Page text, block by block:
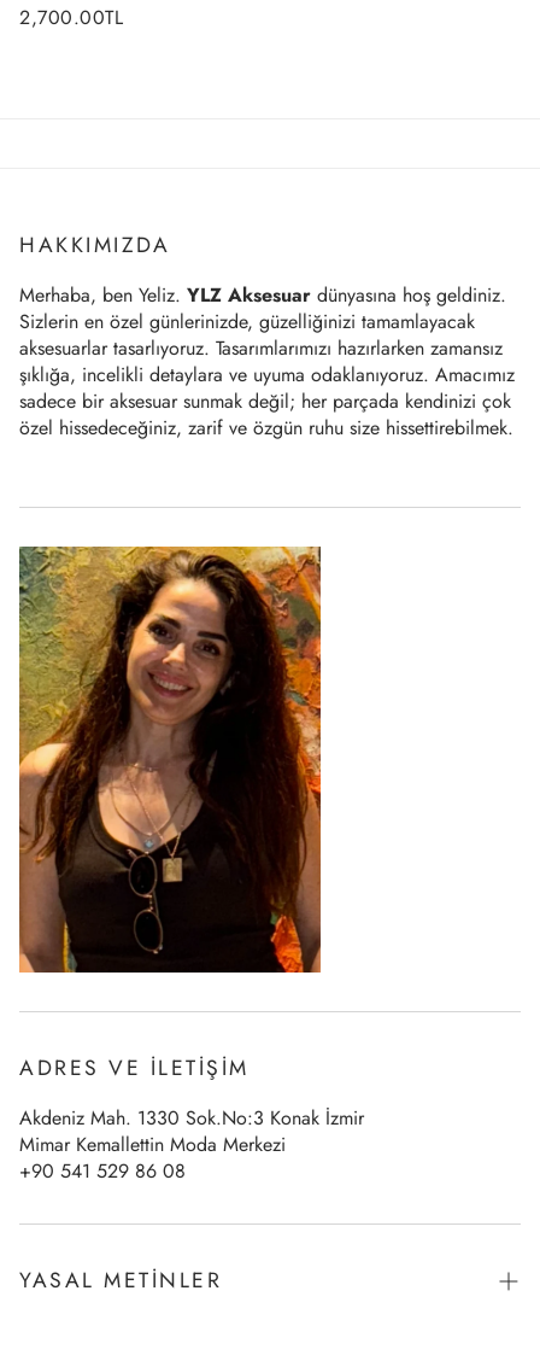
Normal
2,700.00TL
HAKKIMIZDA
Merhaba, ben Yeliz. YLZ Aksesuar dünyasına hoş geldiniz.
Sizlerin en özel günlerinizde, güzelliğinizi tamamlayacak
aksesuarlar tasarlıyoruz. Tasarımlarımızı hazırlarken zamansız
şıklığa, incelikli detaylara ve uyuma odaklanıyoruz. Amacımız
sadece bir aksesuar sunmak değil; her parçada kendinizi çok
özel hissedeceğiniz, zarif ve özgün ruhu size hissettirebilmek.
ADRES VE İLETİŞİM
Akdeniz Mah. 1330 Sok.No:3 Konak İzmir
Mimar Kemallettin Moda Merkezi
+90 541 529 86 08
YASAL METİNLER